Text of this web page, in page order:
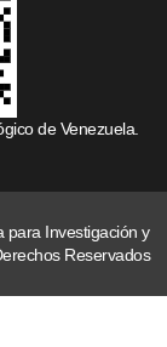
de Venezuela.
para Investigación y
Reservados